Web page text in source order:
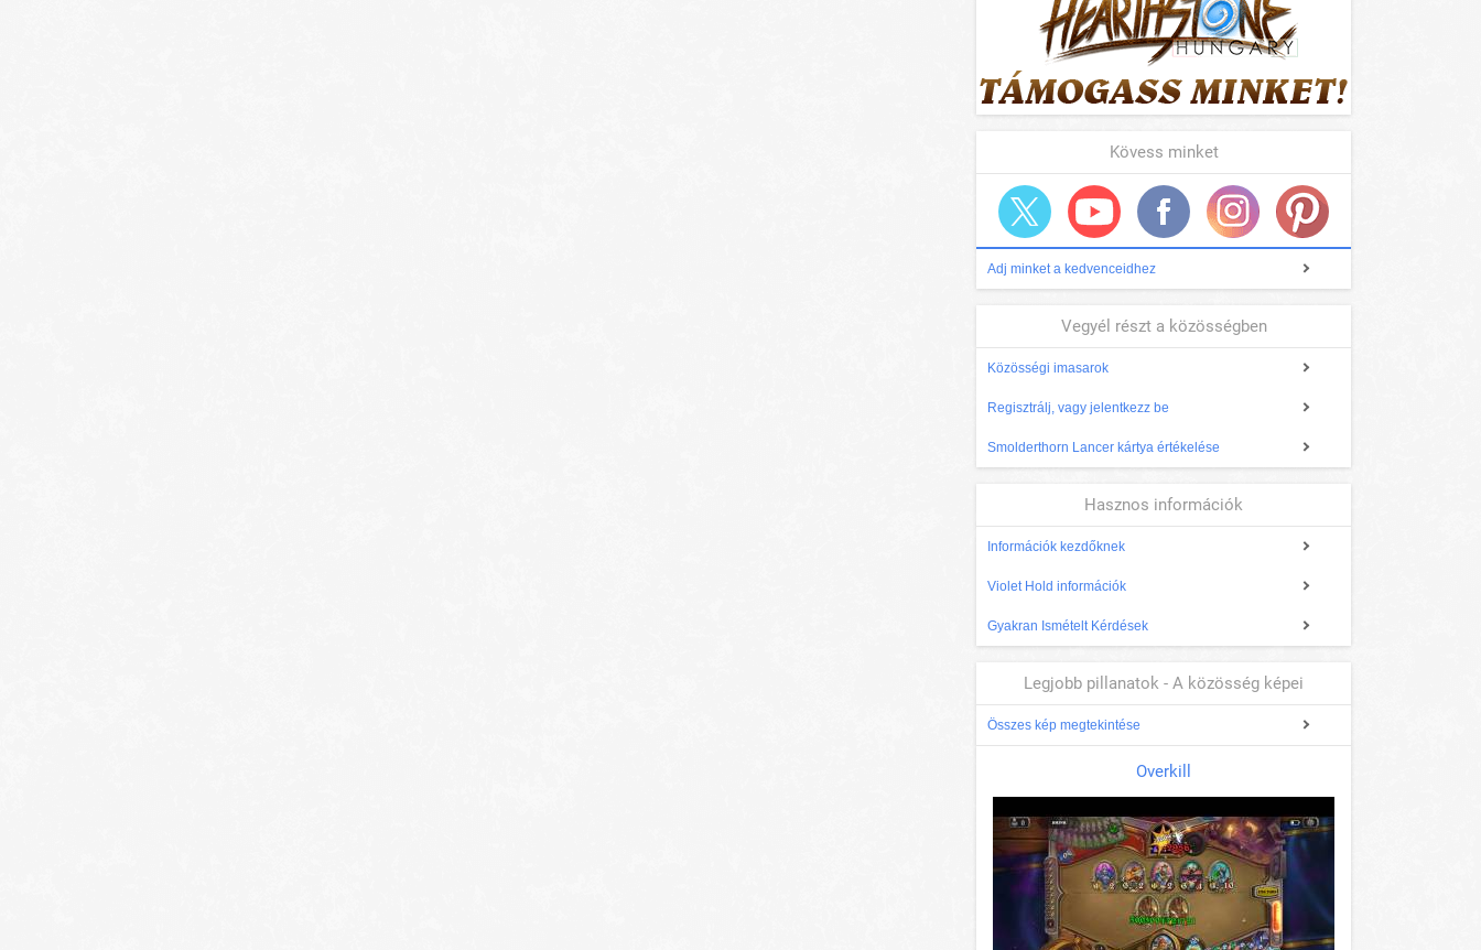
Kövess minket
Adj minket a kedvenceidhez
Vegyél részt a közösségben
Közösségi imasarok
Regisztrálj, vagy jelentkezz be
Smolderthorn Lancer kártya értékelése
Hasznos információk
Információk kezdőknek
Violet Hold információk
Gyakran Ismételt Kérdések
Legjobb pillanatok - A közösség képei
Összes kép megtekintése
Overkill